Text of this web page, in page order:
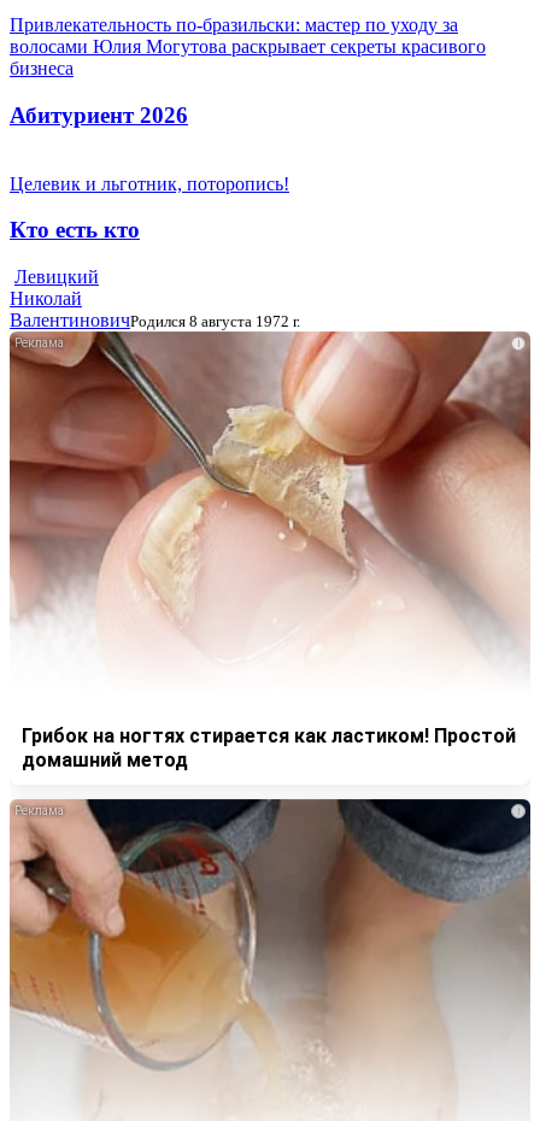
Привлекательность по-бразильски: мастер по уходу за
волосами Юлия Могутова раскрывает секреты красивого
бизнеса
Абитуриент 2026
Целевик и льготник, поторопись!
Кто есть кто
Левицкий
Николай
ВалентиновичРодился 8 августа 1972 г.
i
Грибок на ногтях стирается как ластиком! Простой
домашний метод
i